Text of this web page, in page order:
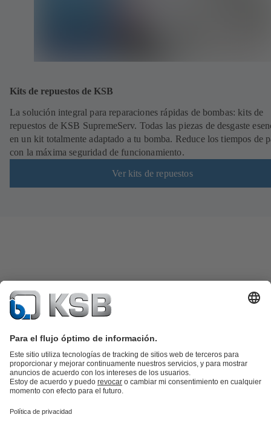
Kits de repuestos de KSB
La solución integral para reparaciones rápidas de bombas: kits de
repuestos de KSB SupremeServ. Todas las piezas de desgaste
en un kit totalmente adaptado a tu bomba. Reduce los tiempos de
con la máxima seguridad de funcionamiento.
Ver kits de repuestos
Catálogo de productos